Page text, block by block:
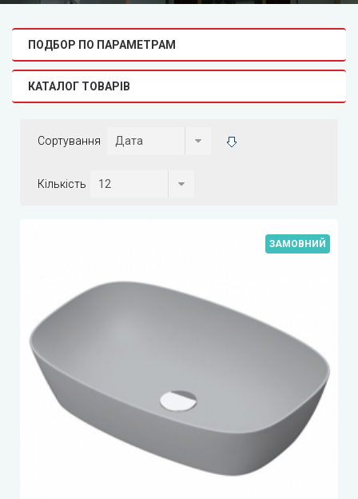
ПОДБОР ПО ПАРАМЕТРАМ
КАТАЛОГ ТОВАРІВ
Сортування
Кількість
ЗАМОВНИЙ